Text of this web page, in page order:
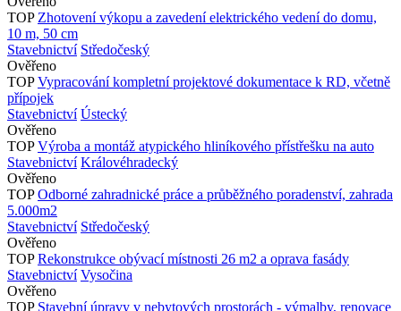
TOP Zhotovení výkopu a zavedení elektrického vedení do domu,
10 m, 50 cm
Stavebnictví Středočeský
Ověřeno
TOP Vypracování kompletní projektové dokumentace k RD, včetně
přípojek
Stavebnictví Ústecký
Ověřeno
TOP Výroba a montáž atypického hliníkového přístřešku na auto
Stavebnictví Královéhradecký
Ověřeno
TOP Odborné zahradnické práce a průběžného poradenství, zahrada
5.000m2
Stavebnictví Středočeský
Ověřeno
TOP Rekonstrukce obývací místnosti 26 m2 a oprava fasády
Stavebnictví Vysočina
Ověřeno
TOP Stavební úpravy v nebytových prostorách - výmalby, renovace